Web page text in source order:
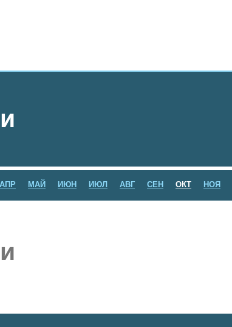
АПР МАЙ ИЮН ИЮЛ АВГ СЕН ОКТ НОЯ